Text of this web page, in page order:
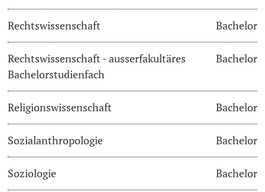
Rechtswissenschaft Bachelor
Rechtswissenschaft - ausserfakultäres
Bachelorstudienfach
Bachelor
Religionswissenschaft Bachelor
Sozialanthropologie Bachelor
Soziologie Bachelor